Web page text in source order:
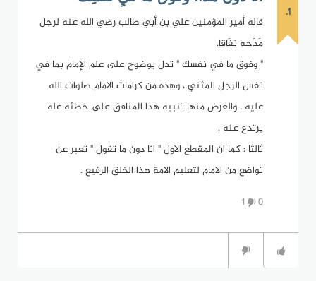
1.
قاله أمير المؤمنين علي بن أبي طالب رضي الله عنه لرجل
مَدَحه نِفَاقا.
" وفوق ما في نفسك " تدل بوضوح على علم الإمام بما في
نفس الرجل المثني ، وهذه من كرامات الامام صلوات الله
عليه ، والغرض منها تنبيه هذا المنافق على خطئه عله
يرتدع عنه .
ثالثا : كما ان المقطع الاول " انا دون ما تقول " تعبر عن
تواضع من الامام لتعليم الامة هذا الخلق الرفيع .
0
1